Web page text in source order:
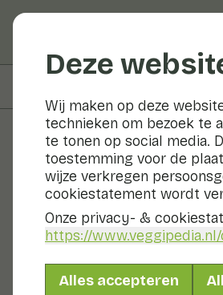
Deze
Wij maken op deze
technieken om bezoek te
te tonen op social media.
toestemming voor de
wijze verkregen
cookiestatement wordt
Onze privacy- &
https://www.veggipedia.nl
Alles accepteren